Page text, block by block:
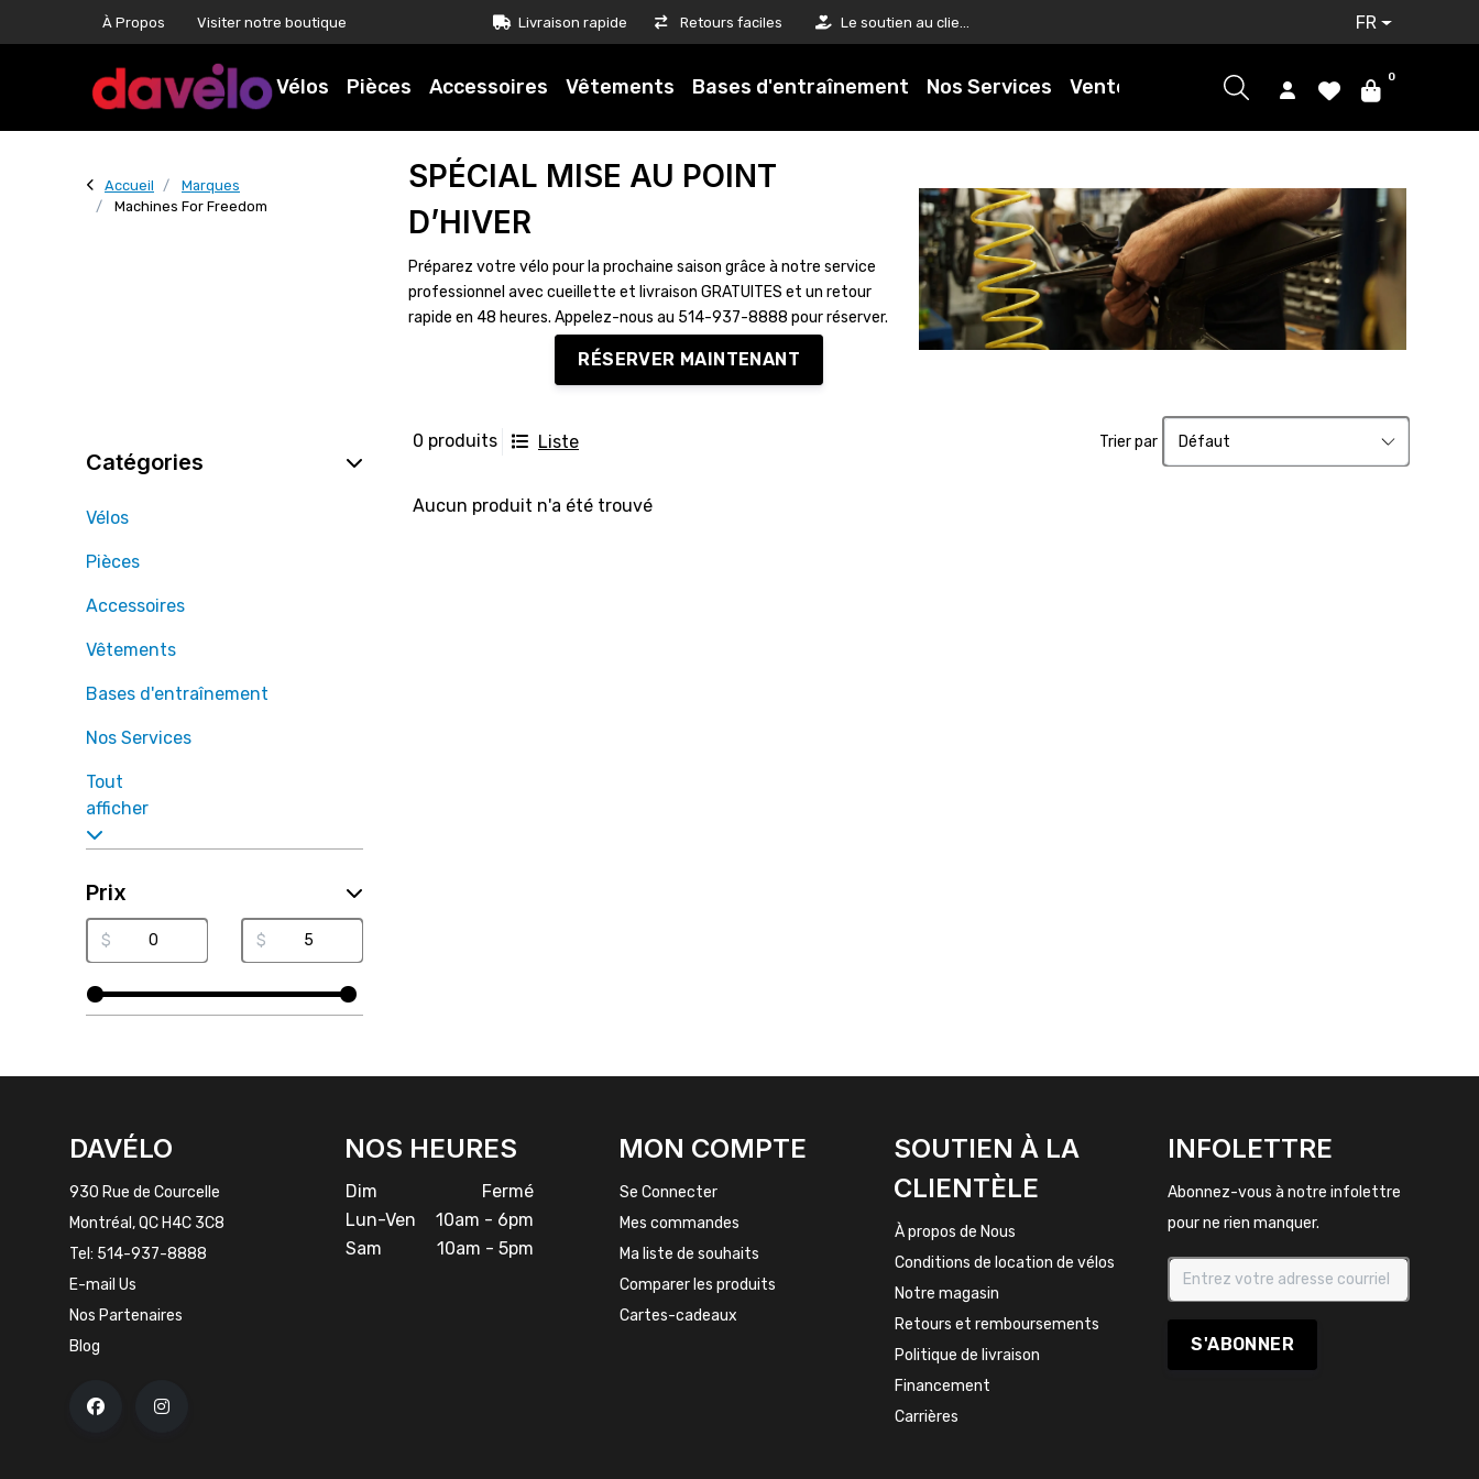
À Propos Visiter notre boutique Livraison rapide Retours faciles Le soutien au client est notre priorité FR
Vélos Pièces Accessoires Vêtements Bases d'entraînement Nos Services Ventes 0
Accueil
Marques
Machines For Freedom
SPÉCIAL MISE AU POINT
D’HIVER
Préparez votre vélo pour la prochaine saison grâce à notre service
professionnel avec cueillette et livraison GRATUITES et un retour
rapide en 48 heures. Appelez-nous au 514-937-8888 pour réserver.
RÉSERVER MAINTENANT
0 produits Liste Trier par
Aucun produit n'a été trouvé
Catégories
Vélos
Pièces
Accessoires
Vêtements
Bases d'entraînement
Nos Services
Tout
afficher
Prix
$ $
INSTAGRAM
DAVÉLO
930 Rue de Courcelle
Montréal, QC H4C 3C8
Tel: 514-937-8888
E-mail Us
Nos Partenaires
Blog
NOS HEURES
Dim
Fermé
Lun-Ven
10am - 6pm
Sam
10am - 5pm
MON COMPTE
Se Connecter
Mes commandes
Ma liste de souhaits
Comparer les produits
Cartes-cadeaux
SOUTIEN À LA
CLIENTÈLE
À propos de Nous
Conditions de location de vélos
Notre magasin
Retours et remboursements
Politique de livraison
Financement
Carrières
INFOLETTRE
Abonnez-vous à notre infolettre
pour ne rien manquer.
S'ABONNER